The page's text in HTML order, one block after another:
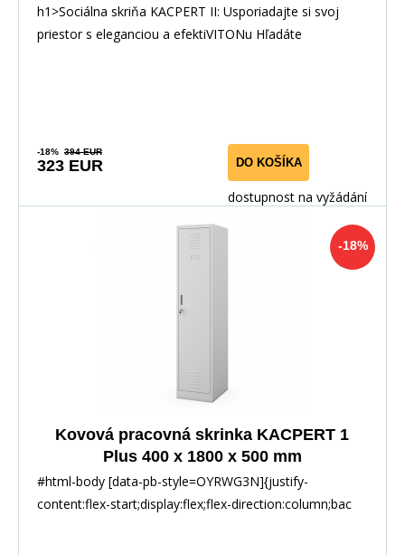
500 mm
h1>Sociálna skriňa KACPERT II: Usporiadajte si svoj
priestor s eleganciou a efektiVITONu Hľadáte
-18% 394 EUR
323 EUR DO KOŠÍKA
dostupnost na vyžádání
-18%
Kovová pracovná skrinka KACPERT 1
Plus 400 x 1800 x 500 mm
#html-body [data-pb-style=OYRWG3N]{justify-
content:flex-start;display:flex;flex-direction:column;bac